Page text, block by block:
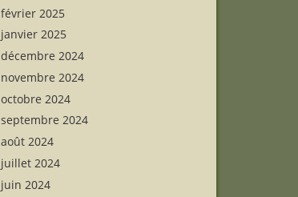
février 2025
janvier 2025
décembre 2024
novembre 2024
octobre 2024
septembre 2024
août 2024
juillet 2024
juin 2024